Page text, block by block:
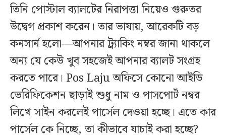
তিনি পোস্টাল ব্যালটের নিরাপত্তা নিয়েও গুরুতর
উদ্বেগ প্রকাশ করেন। তার ভাষায়, আরেকটি বড়
কনসার্ন হলো—আপনার ট্র্যাকিং নম্বর জানা থাকলে
অন্য যে কেউ খুব সহজেই আপনার ব্যালট সংগ্রহ
করতে পারে। Pos Laju অফিসে কোনো আইডি
ভেরিফিকেশন ছাড়াই শুধু নাম ও পাসপোর্ট নম্বর
লিখে সাইন করলেই পার্সেল দেওয়া হচ্ছে। এতে কার
পার্সেল কে নিচ্ছে, তা কীভাবে যাচাই করা হচ্ছে?